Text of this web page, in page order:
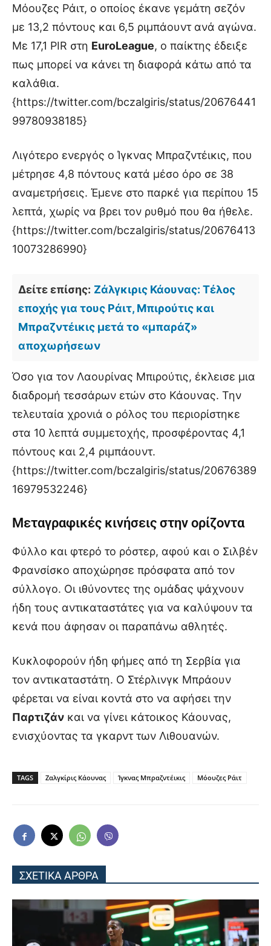
Μόουζες Ράιτ, ο οποίος έκανε γεμάτη σεζόν
με 13,2 πόντους και 6,5 ριμπάουντ ανά αγώνα.
Με 17,1 PIR στη EuroLeague, ο παίκτης έδειξε
πως μπορεί να κάνει τη διαφορά κάτω από τα
καλάθια.
{https://twitter.com/bczalgiris/status/20676441
99780938185}
Λιγότερο ενεργός ο Ίγκνας Μπραζντέικις, που
μέτρησε 4,8 πόντους κατά μέσο όρο σε 38
αναμετρήσεις. Έμενε στο παρκέ για περίπου 15
λεπτά, χωρίς να βρει τον ρυθμό που θα ήθελε.
{https://twitter.com/bczalgiris/status/20676413
10073286990}
Δείτε επίσης: Ζάλγκιρις Κάουνας: Τέλος
εποχής για τους Ράιτ, Μπιρούτις και
Μπραζντέικις μετά το «μπαράζ»
αποχωρήσεων
Όσο για τον Λαουρίνας Μπιρούτις, έκλεισε μια
διαδρομή τεσσάρων ετών στο Κάουνας. Την
τελευταία χρονιά ο ρόλος του περιορίστηκε
στα 10 λεπτά συμμετοχής, προσφέροντας 4,1
πόντους και 2,4 ριμπάουντ.
{https://twitter.com/bczalgiris/status/20676389
16979532246}
Μεταγραφικές κινήσεις στην ορίζοντα
Φύλλο και φτερό το ρόστερ, αφού και ο Σιλβέν
Φρανσίσκο αποχώρησε πρόσφατα από τον
σύλλογο. Οι ιθύνοντες της ομάδας ψάχνουν
ήδη τους αντικαταστάτες για να καλύψουν τα
κενά που άφησαν οι παραπάνω αθλητές.
Κυκλοφορούν ήδη φήμες από τη Σερβία για
τον αντικαταστάτη. Ο Στέρλινγκ Μπράουν
φέρεται να είναι κοντά στο να αφήσει την
Παρτιζάν και να γίνει κάτοικος Κάουνας,
ενισχύοντας τα γκαρντ των Λιθουανών.
TAGS Ζαλγκίρις Κάουνας Ίγκνας Μπραζντέικις Μόουζες Ράιτ
ΣΧΕΤΙΚΑ ΑΡΘΡΑ